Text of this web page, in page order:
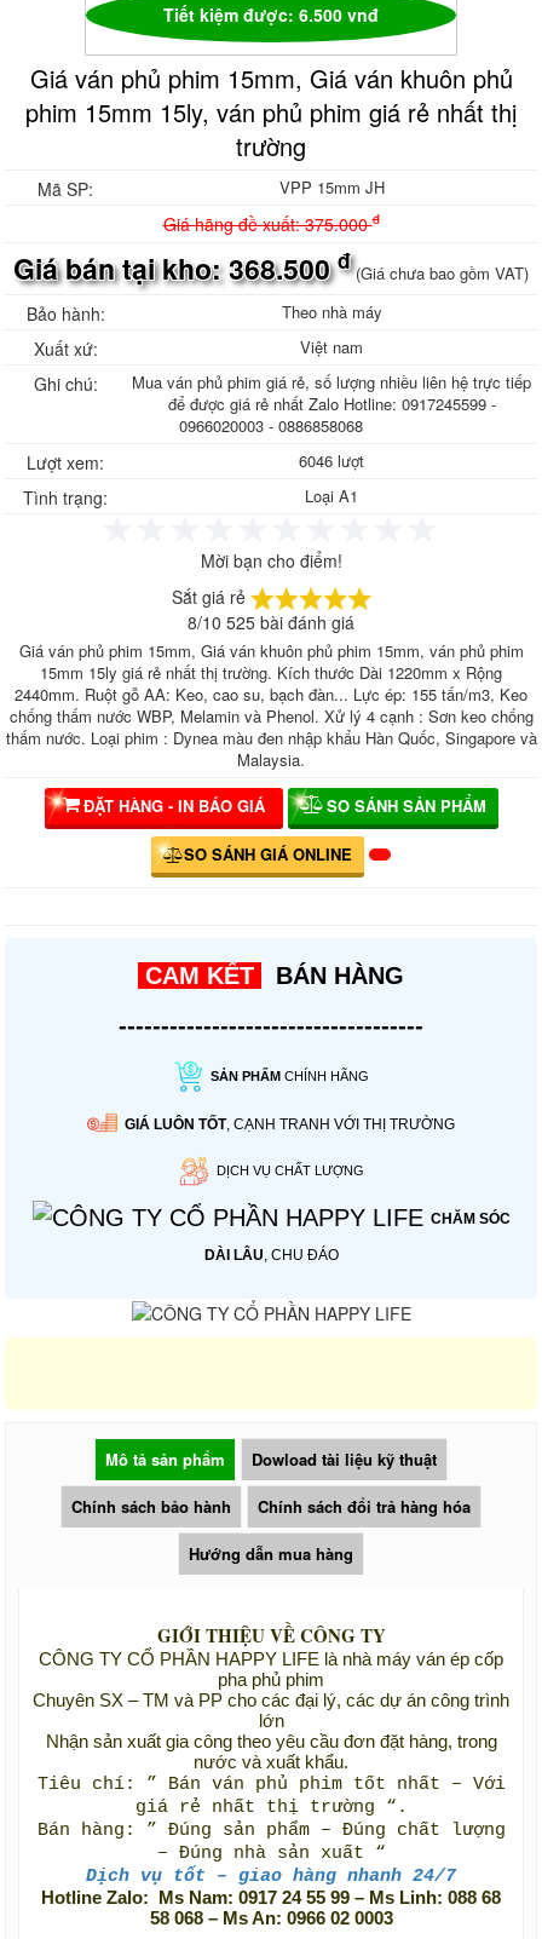
Tiết kiệm được: 6.500 vnđ
Giá ván phủ phim 15mm, Giá ván khuôn phủ
phim 15mm 15ly, ván phủ phim giá rẻ nhất thị
trường
Mã SP: VPP 15mm JH
Giá hãng đề xuất: 375.000đ
Giá bán tại kho: 368.500đ (Giá chưa bao gồm VAT)
Bảo hành: Theo nhà máy
Xuất xứ: Việt nam
Ghi chú:
Mua ván phủ phim giá rẻ, số lượng nhiều liên hệ trực tiếp
để được giá rẻ nhất Zalo Hotline: 0917245599 -
0966020003 - 0886858068
Lượt xem: 6046 lượt
Tình trạng: Loại A1
Mời bạn cho điểm!
Sắt giá rẻ
8/10 525 bài đánh giá
Giá ván phủ phim 15mm, Giá ván khuôn phủ phim 15mm, ván phủ phim
15mm 15ly giá rẻ nhất thị trường. Kích thước Dài 1220mm x Rộng
2440mm. Ruột gỗ AA: Keo, cao su, bạch đàn... Lực ép: 155 tấn/m3, Keo
chống thấm nước WBP, Melamin và Phenol. Xử lý 4 cạnh : Sơn keo chống
thấm nước. Loại phim : Dynea màu đen nhập khẩu Hàn Quốc, Singapore và
Malaysia.
ĐẶT HÀNG - IN BÁO GIÁ
SO SÁNH SẢN PHẨM
SO SÁNH GIÁ ONLINE
CAM KẾT
BÁN HÀNG
------------------------------------
SẢN PHẨM CHÍNH HÃNG
GIÁ LUÔN TỐT, CẠNH TRANH VỚI THỊ TRƯỜNG
DỊCH VỤ CHẤT LƯỢNG
CHĂM SÓC
DÀI LÂU, CHU ĐÁO
Mô tả sản phẩm Dowload tài liệu kỹ thuật
Chính sách bảo hành Chính sách đổi trả hàng hóa
Hướng dẫn mua hàng
GIỚI THIỆU VỀ CÔNG TY
CÔNG TY CỔ PHẦN HAPPY LIFE là nhà máy ván ép cốp
pha phủ phim
Chuyên SX – TM và PP cho các đại lý, các dự án công trình
lớn
Nhận sản xuất gia công theo yêu cầu đơn đặt hàng, trong
nước và xuất khẩu.
Tiêu chí: ” Bán ván phủ phim tốt nhất – Với
giá rẻ nhất thị trường “.
Bán hàng: ” Đúng sản phẩm – Đúng chất lượng
– Đúng nhà sản xuất “
Dịch vụ tốt – giao hàng nhanh 24/7
Hotline Zalo: Ms Nam: 0917 24 55 99 – Ms Linh: 088 68
58 068 – Ms An: 0966 02 0003